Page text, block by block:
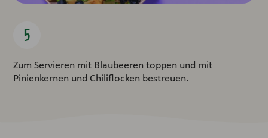
Zum Servieren mit Blaubeeren toppen und mit
Pinienkernen und Chiliflocken bestreuen.